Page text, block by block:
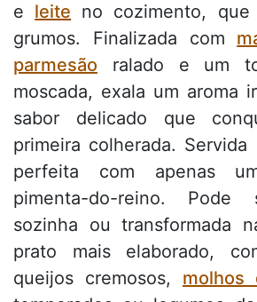
e leite no cozimento,
grumos. Finalizada com
parmesão ralado e um
moscada, exala um aroma
sabor delicado que
primeira colherada.
perfeita com apenas
pimenta-do-reino. Pode
sozinha ou transformada
prato mais elaborado,
queijos cremosos, molhos